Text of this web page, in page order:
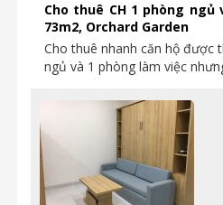
Cho thuê CH 1 phòng ngủ
73m2, Orchard Garden
Cho thuê nhanh căn hộ được
ngủ và 1 phòng làm việc